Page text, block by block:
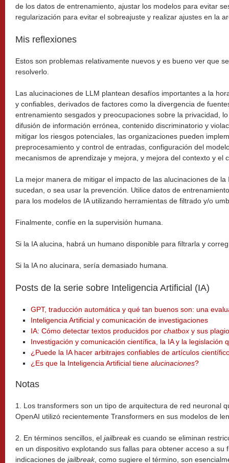
de los datos de entrenamiento, ajustar los modelos para evitar
regularización para evitar el sobreajuste y realizar ajustes en la
Mis reflexiones
Estos son problemas relativamente nuevos y es bueno ver que
resolverlo.
Las alucinaciones de LLM plantean desafíos importantes a la
y confiables, derivados de factores como la divergencia de
entrenamiento sesgados y preocupaciones sobre la privacidad,
difusión de información errónea, contenido discriminatorio y
mitigar los riesgos potenciales, las organizaciones pueden
preprocesamiento y control de entradas, configuración del
mecanismos de aprendizaje y mejora, y mejora del contexto y el
La mejor manera de mitigar el impacto de las alucinaciones de
sucedan, o sea usar la prevención. Utilice datos de
para los modelos de IA utilizando herramientas de filtrado y/o
Finalmente, confíe en la supervisión humana.
Si la IA alucina, habrá un humano disponible para filtrarla y
Si la IA no alucinara, sería demasiado humana.
Posts de la serie sobre Inteligencia Artificial (IA)
GPT, traducción automática y qué tan buenos son: una
Inteligencia Artificial y comunicación de investigaciones
IA: Cómo detectar textos producidos por chatbox y sus
Investigación y comunicación científica, la IA y la legislación
¿Puede la IA hacer arbitrajes confiables de artículos
¿Es que la Inteligencia Artificial tiene alucinaciones?
Notas
1. Los transformers son un tipo de arquitectura de red neuronal
OpenAI utilizó recientemente Transformers en sus modelos de
2. En términos sencillos, el jailbreakes cuando se eliminan
en un dispositivo explotando sus fallas para obtener acceso a su
indicaciones de jailbreak, como sugiere el término, son